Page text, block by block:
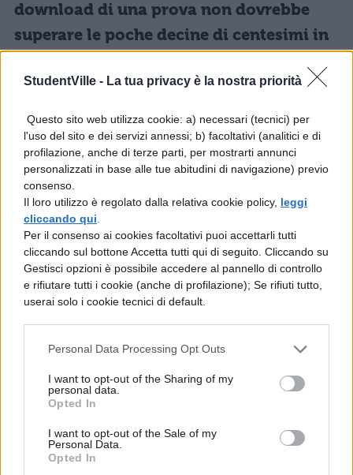
StudentVille - La tua privacy è la nostra priorità
Questo sito web utilizza cookie: a) necessari (tecnici) per
l'uso del sito e dei servizi annessi; b) facoltativi (analitici e di
profilazione, anche di terze parti, per mostrarti annunci
personalizzati in base alle tue abitudini di navigazione) previo
consenso.
Il loro utilizzo è regolato dalla relativa cookie policy, leggi
cliccando qui
Per il consenso ai cookies facoltativi puoi accettarli tutti
cliccando sul bottone Accetta tutti qui di seguito. Cliccando su
Gestisci opzioni è possibile accedere al pannello di controllo
e rifiutare tutti i cookie (anche di profilazione); Se rifiuti tutto,
userai solo i cookie tecnici di default.
Personal Data Processing Opt Outs
I want to opt-out of the Sharing of my
personal data.
Opted In
I want to opt-out of the Sale of my
Personal Data.
Opted In
download di una prova non dovrebbe
superare le poche decine di centesimi in
COMMENTI
La tua email sarà utilizzata per comunicarti se qualcuno risponde al tuo commento e non
salvi i tuoi dati (nome, email) per il prossimo commento.
TI POTREBBE INTERESSARE